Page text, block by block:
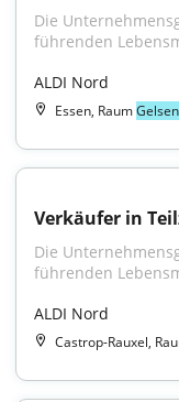
Die
führenden
ALDI Nord
Essen, Raum
Verkäufer in
Die
führenden
ALDI Nord
Castrop-Rauxel,